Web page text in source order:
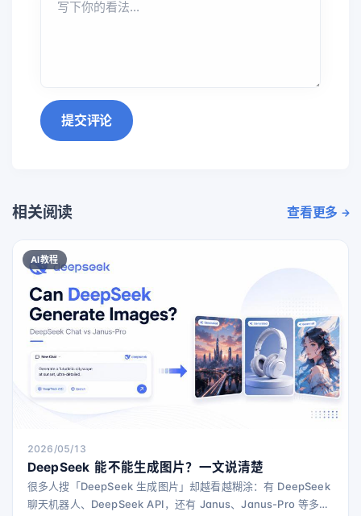
提交评论
相关阅读 查看更多
AI教程
2026/05/13
DeepSeek 能不能生成图片？一文说清楚
很多人搜「DeepSeek 生成图片」却越看越糊涂：有 DeepSeek
聊天机器人、DeepSeek API，还有 Janus、Janus-Pro 等多模